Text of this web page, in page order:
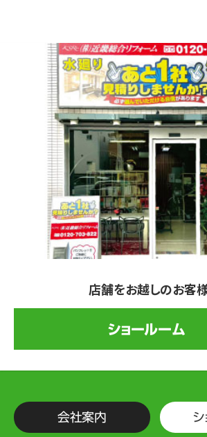
店舗をお越しのお客
ショールーム
会社案内